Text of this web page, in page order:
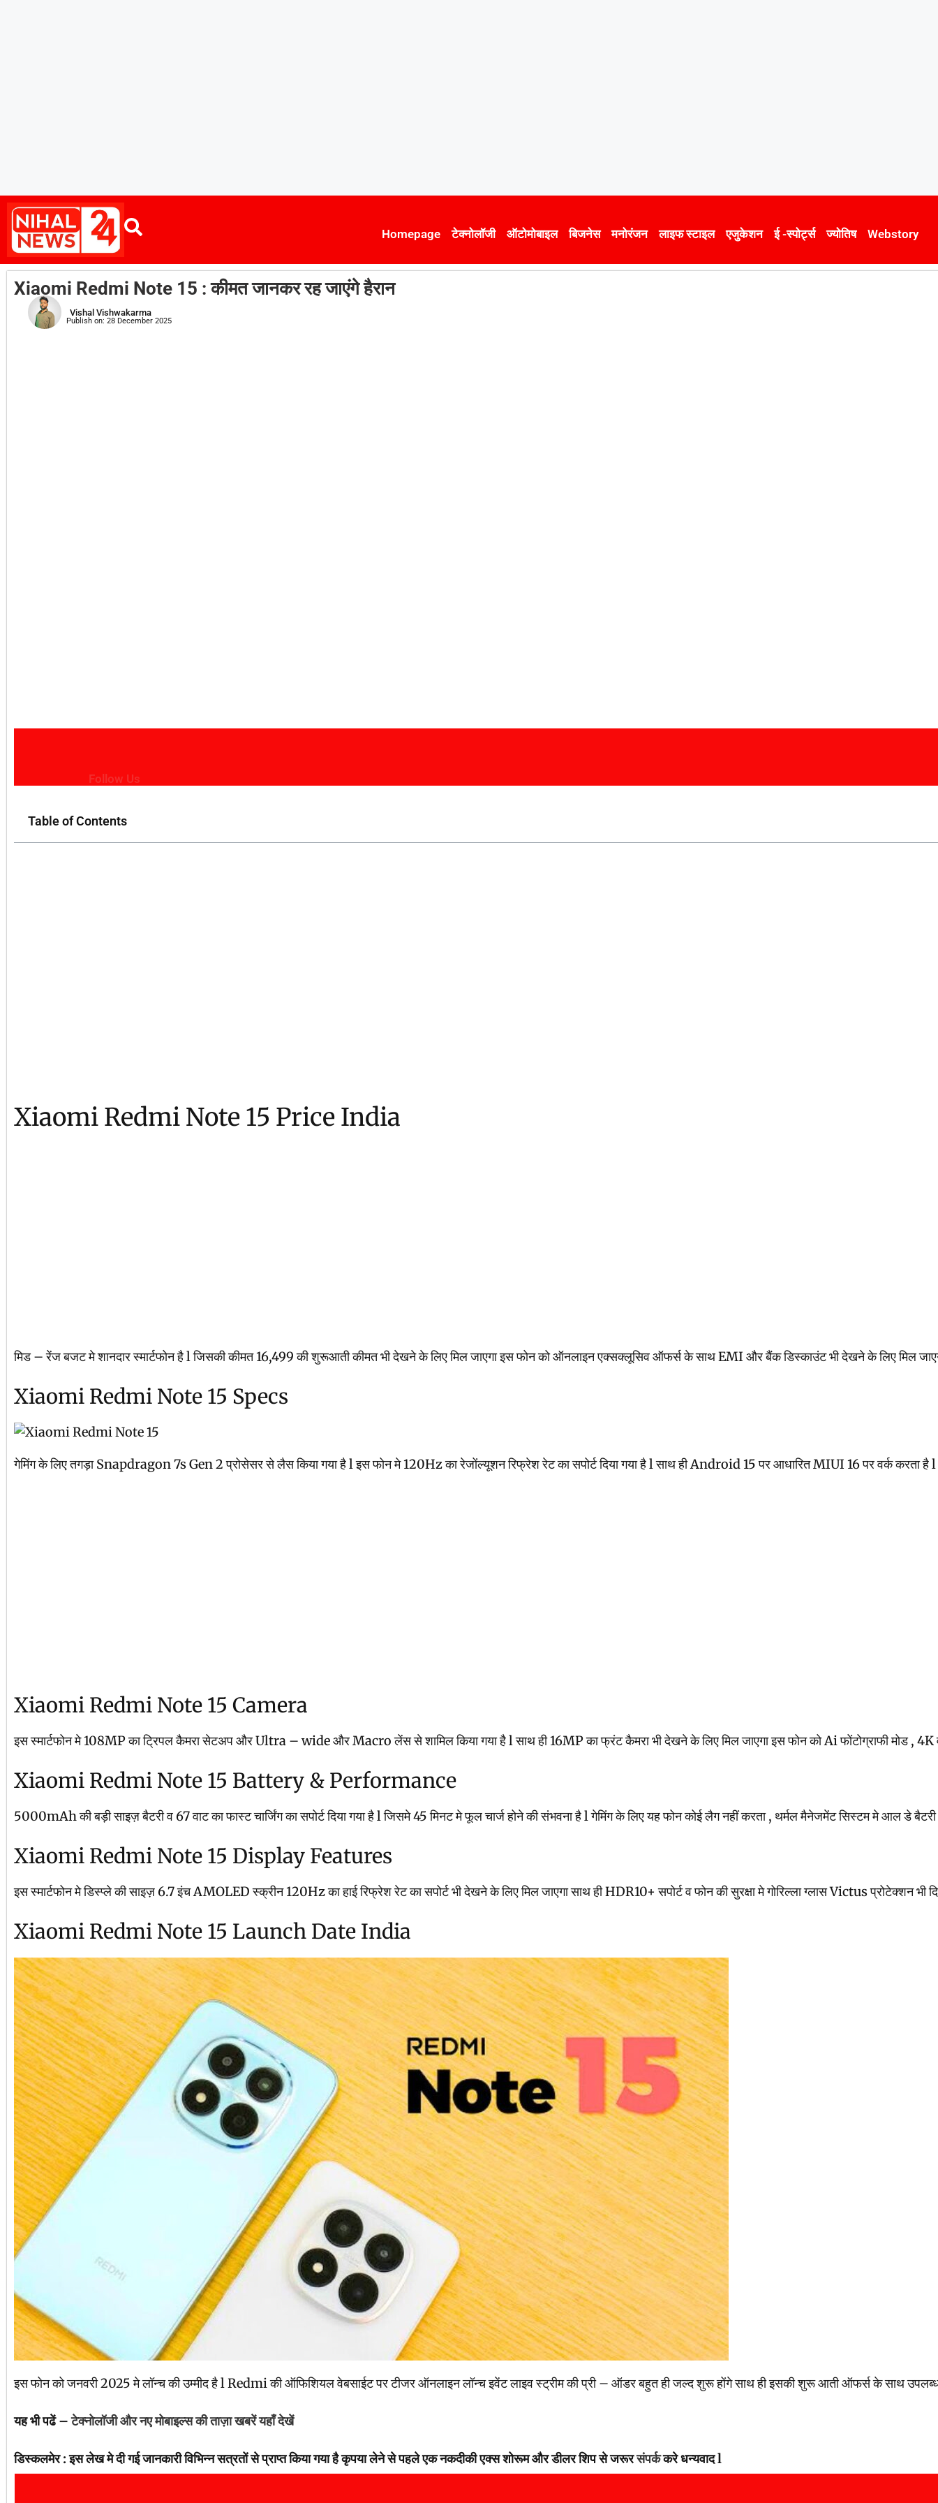
Homepage टेक्नोलॉजी ऑटोमोबाइल बिजनेस मनोरंजन लाइफ स्टाइल एजुकेशन ई -स्पोर्ट्स ज्योतिष Webstory
Xiaomi Redmi Note 15 : कीमत जानकर रह जाएंगे हैरान
Vishal Vishwakarma
Publish on: 28 December 2025
Follow Us
Table of Contents
Xiaomi Redmi Note 15 Price India
मिड – रेंज बजट मे शानदार स्मार्टफोन है l जिसकी कीमत 16,499 की शुरूआती कीमत भी देखने के लिए मिल जाएगा इस फोन को ऑनलाइन एक्सक्लूसिव ऑफर्स के साथ EMI और बैंक डिस्काउंट भी देखने के लिए मिल
Xiaomi Redmi Note 15 Specs
गेमिंग के लिए तगड़ा Snapdragon 7s Gen 2 प्रोसेसर से लैस किया गया है l इस फोन मे 120Hz का रेजोंल्यूशन रिफ्रेश रेट का सपोर्ट दिया गया है l साथ ही Android 15 पर आधारित MIUI 16 पर वर्क करता
Xiaomi Redmi Note 15 Camera
इस स्मार्टफोन मे 108MP का ट्रिपल कैमरा सेटअप और Ultra – wide और Macro लेंस से शामिल किया गया है l साथ ही 16MP का फ्रंट कैमरा भी देखने के लिए मिल जाएगा इस फोन को Ai फोंटोग्राफी मोड , 4K
Xiaomi Redmi Note 15 Battery & Performance
5000mAh की बड़ी साइज़ बैटरी व 67 वाट का फास्ट चार्जिंग का सपोर्ट दिया गया है l जिसमे 45 मिनट मे फूल चार्ज होने की संभवना है l गेमिंग के लिए यह फोन कोई लैग नहीं करता , थर्मल मैनेजमेंट सिस्टम मे आल डे
Xiaomi Redmi Note 15 Display Features
इस स्मार्टफोन मे डिस्प्ले की साइज़ 6.7 इंच AMOLED स्क्रीन 120Hz का हाई रिफ्रेश रेट का सपोर्ट भी देखने के लिए मिल जाएगा साथ ही HDR10+ सपोर्ट व फोन की सुरक्षा मे गोरिल्ला ग्लास Victus प्रोटेक्शन
Xiaomi Redmi Note 15 Launch Date India
इस फोन को जनवरी 2025 मे लॉन्च की उम्मीद है l Redmi की ऑफिशियल वेबसाईट पर टीजर ऑनलाइन लॉन्च इवेंट लाइव स्ट्रीम की प्री – ऑडर बहुत ही जल्द शुरू होंगे साथ ही इसकी शुरू आती ऑफर्स के साथ
यह भी पढें –टेक्नोलॉजी और नए मोबाइल्स की ताज़ा खबरें यहाँ देखें
डिस्कलमेर : इस लेख मे दी गई जानकारी विभिन्न सत्रतों से प्राप्त किया गया है कृपया लेने से पहले एक नकदीकी एक्स शोरूम और डीलर शिप से जरूरसंपर्ककरे धन्यवाद l